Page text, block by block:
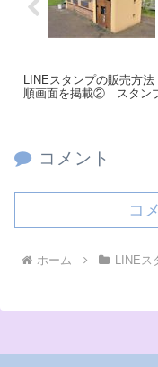
LINEスタンプの販売方
順画面を掲載② スタン
コメント
コ
ホーム LINEス